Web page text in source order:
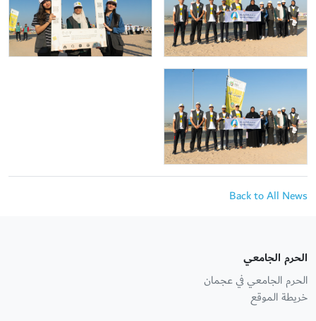
Back to All News
الحرم الجامعي
الحرم الجامعي في عجمان
خريطة الموقع